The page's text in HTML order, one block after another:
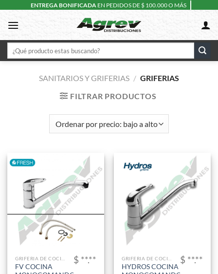
content
ENTREGA BONIFICADA EN PEDIDOS DE $ 100.000 O MÁS
Buscar
por:
SANITARIOS Y GRIFERIAS / GRIFERIAS
FILTRAR PRODUCTOS
FV COCINA
$ **.**
HYDROS COCINA
$ **.**